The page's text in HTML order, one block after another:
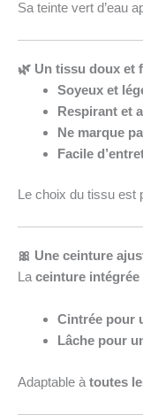
Sa teinte vert d’eau
🌿 Un tissu doux et
Soyeux et
Respirant et
Ne marque
Facile
Le choix du tissu est
🎀 Une ceinture
La ceinture intégrée
Cintrée pour
Lâche pour
Adaptable à toutes